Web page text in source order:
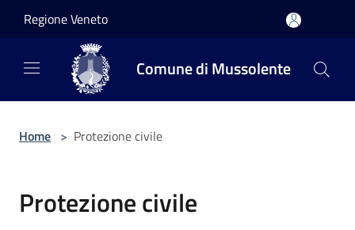
Regione Veneto
Comune di Mussolente
Home > Protezione civile
Protezione civile